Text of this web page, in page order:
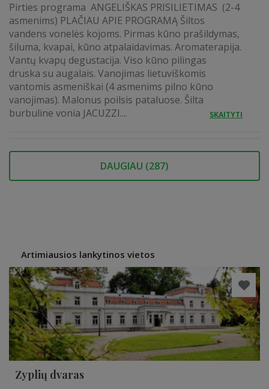
Pirties programa ANGELIŠKAS PRISILIETIMAS (2-4
asmenims) PLAČIAU APIE PROGRAMĄ Šiltos
vandens vonelės kojoms. Pirmas kūno prašildymas,
šiluma, kvapai, kūno atpalaidavimas. Aromaterapija.
Vantų kvapų degustacija. Viso kūno pilingas
druska su augalais. Vanojimas lietuviškomis
vantomis asmeniškai (4 asmenims pilno kūno
vanojimas). Malonus poilsis pataluose. Šilta
burbuline vonia JACUZZI....
SKAITYTI
DAUGIAU (287)
Artimiausios lankytinos vietos
Zyplių dvaras